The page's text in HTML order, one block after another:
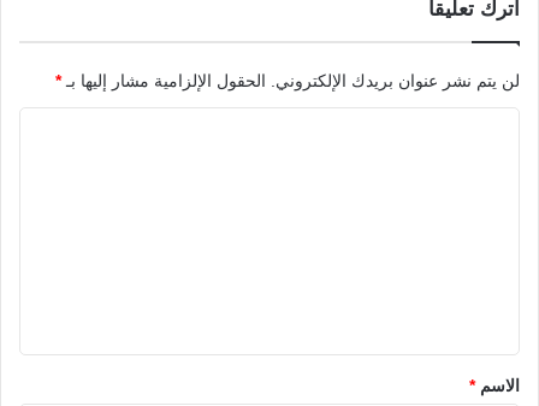
اترك تعليقاً
لن يتم نشر عنوان بريدك الإلكتروني. الحقول الإلزامية مشار إليها بـ*
*الاسم*